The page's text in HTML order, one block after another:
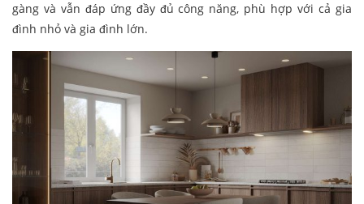
gàng và vẫn đáp ứng đầy đủ công năng, phù hợp với cả gia
đình nhỏ và gia đình lớn.